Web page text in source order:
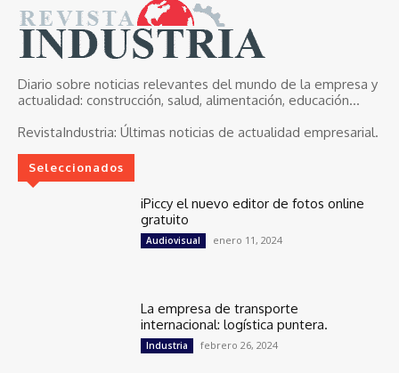
Diario sobre noticias relevantes del mundo de la empresa y
actualidad: construcción, salud, alimentación, educación...
RevistaIndustria: Últimas noticias de actualidad empresarial.
Seleccionados
iPiccy el nuevo editor de fotos online
gratuito
Audiovisual enero 11, 2024
La empresa de transporte
internacional: logística puntera.
Industria febrero 26, 2024